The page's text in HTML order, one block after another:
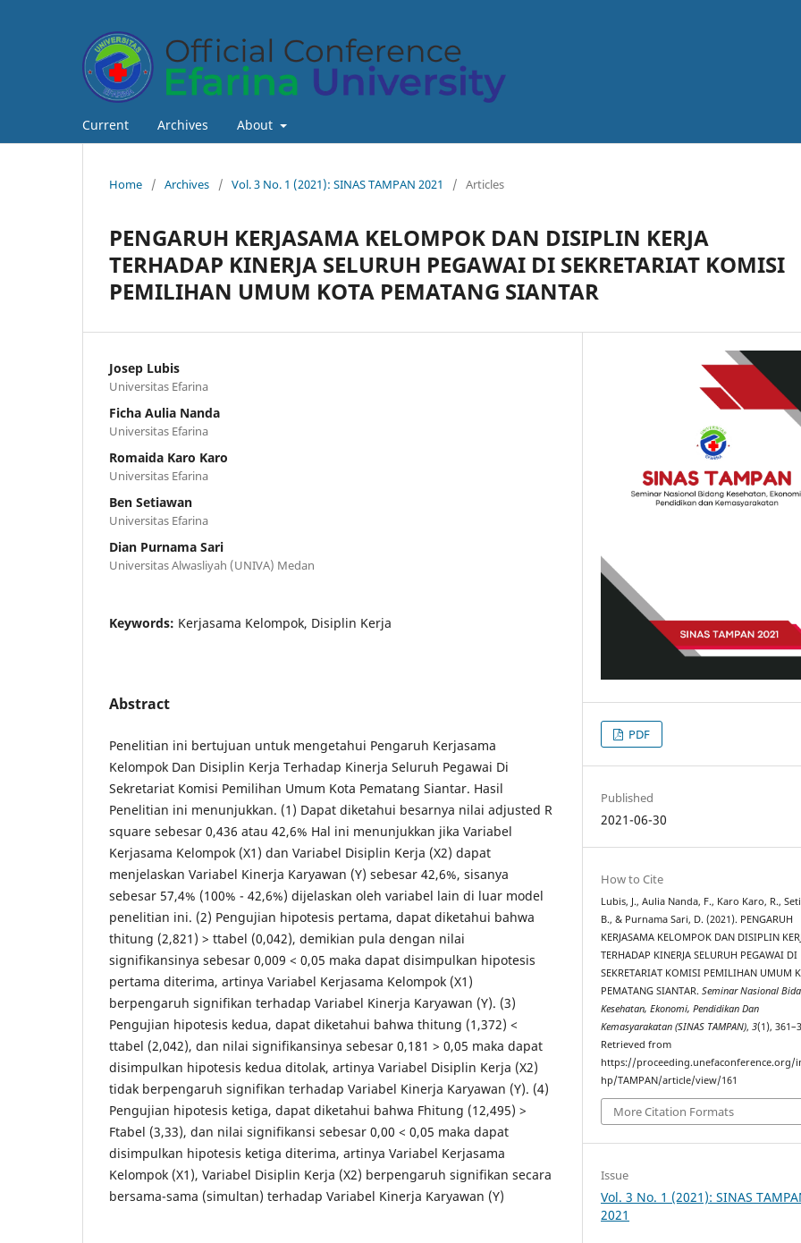
Current Archives About
Home / Archives / Vol. 3 No. 1 (2021): SINAS TAMPAN 2021 / Articles
PENGARUH KERJASAMA KELOMPOK DAN DISIPLIN KERJA
TERHADAP KINERJA SELURUH PEGAWAI DI SEKRETARIAT KOMISI
PEMILIHAN UMUM KOTA PEMATANG SIANTAR
Josep Lubis
Universitas Efarina
Ficha Aulia Nanda
Universitas Efarina
Romaida Karo Karo
Universitas Efarina
Ben Setiawan
Universitas Efarina
Dian Purnama Sari
Universitas Alwasliyah (UNIVA) Medan
Keywords: Kerjasama Kelompok, Disiplin Kerja
Abstract
Penelitian ini bertujuan untuk mengetahui Pengaruh Kerjasama
Kelompok Dan Disiplin Kerja Terhadap Kinerja Seluruh Pegawai Di
Sekretariat Komisi Pemilihan Umum Kota Pematang Siantar. Hasil
Penelitian ini menunjukkan. (1) Dapat diketahui besarnya nilai adjusted R
square sebesar 0,436 atau 42,6% Hal ini menunjukkan jika Variabel
Kerjasama Kelompok (X1) dan Variabel Disiplin Kerja (X2) dapat
menjelaskan Variabel Kinerja Karyawan (Y) sebesar 42,6%, sisanya
sebesar 57,4% (100% - 42,6%) dijelaskan oleh variabel lain di luar model
penelitian ini. (2) Pengujian hipotesis pertama, dapat diketahui bahwa
thitung (2,821) > ttabel (0,042), demikian pula dengan nilai
signifikansinya sebesar 0,009 < 0,05 maka dapat disimpulkan hipotesis
pertama diterima, artinya Variabel Kerjasama Kelompok (X1)
berpengaruh signifikan terhadap Variabel Kinerja Karyawan (Y). (3)
Pengujian hipotesis kedua, dapat diketahui bahwa thitung (1,372) <
ttabel (2,042), dan nilai signifikansinya sebesar 0,181 > 0,05 maka dapat
disimpulkan hipotesis kedua ditolak, artinya Variabel Disiplin Kerja (X2)
tidak berpengaruh signifikan terhadap Variabel Kinerja Karyawan (Y). (4)
Pengujian hipotesis ketiga, dapat diketahui bahwa Fhitung (12,495) >
Ftabel (3,33), dan nilai signifikansi sebesar 0,00 < 0,05 maka dapat
disimpulkan hipotesis ketiga diterima, artinya Variabel Kerjasama
Kelompok (X1), Variabel Disiplin Kerja (X2) berpengaruh signifikan secara
bersama-sama (simultan) terhadap Variabel Kinerja Karyawan (Y)
PDF
Published
2021-06-30
How to Cite
Lubis, J., Aulia Nanda, F., Karo Karo, R.,
B., & Purnama Sari, D. (2021). PENGARUH
KERJASAMA KELOMPOK DAN DISIPLIN
TERHADAP KINERJA SELURUH PEGAWAI DI
SEKRETARIAT KOMISI PEMILIHAN UMUM
PEMATANG SIANTAR.Seminar Nasional
Kesehatan, Ekonomi, Pendidikan Dan
Kemasyarakatan (SINAS TAMPAN),3(1),
Retrieved from
https://proceeding.unefaconference.org/
hp/TAMPAN/article/view/161
More Citation Formats
Issue
Vol. 3 No. 1 (2021): SINAS
2021